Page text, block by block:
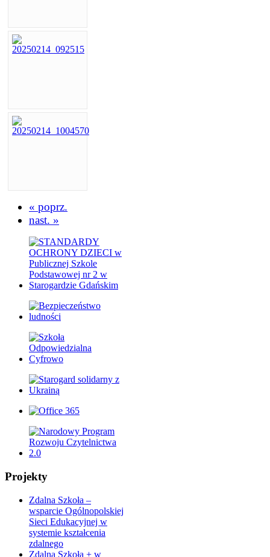
« poprz.
nast. »
Projekty
Zdalna Szkoła –
wsparcie Ogólnopolskiej
Sieci Edukacyjnej w
systemie kształcenia
zdalnego
Zdalna Szkoła + w